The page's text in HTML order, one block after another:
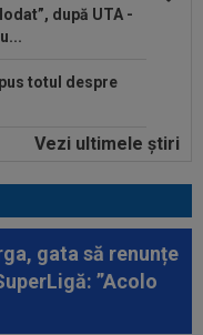
după UTA -
totul despre
la cea mai
Victor
a ratat
la...
Vezi ultimele ştiri
gata să renunțe
”Acolo